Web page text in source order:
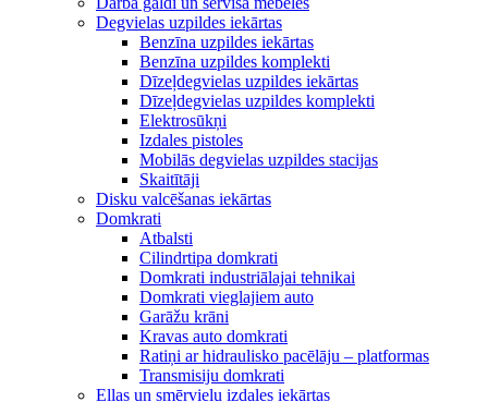
Degvielas uzpildes iekārtas
Benzīna uzpildes iekārtas
Benzīna uzpildes komplekti
Dīzeļdegvielas uzpildes iekārtas
Dīzeļdegvielas uzpildes komplekti
Elektrosūkņi
Izdales pistoles
Mobilās degvielas uzpildes stacijas
Skaitītāji
Disku valcēšanas iekārtas
Domkrati
Atbalsti
Cilindrtipa domkrati
Domkrati industriālajai tehnikai
Domkrati vieglajiem auto
Garāžu krāni
Kravas auto domkrati
Ratiņi ar hidraulisko pacēlāju – platformas
Transmisiju domkrati
Eļļas un smērvielu izdales iekārtas